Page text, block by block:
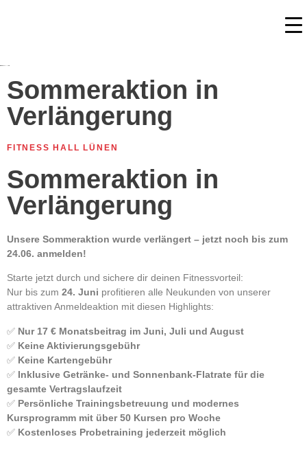
Sommeraktion in
Verlängerung
FITNESS HALL LÜNEN
Sommeraktion in
Verlängerung
Unsere Sommeraktion wurde verlängert – jetzt noch bis zum
24.06. anmelden!
Starte jetzt durch und sichere dir deinen Fitnessvorteil:
Nur bis zum 24. Juni profitieren alle Neukunden von unserer
attraktiven Anmeldeaktion mit diesen Highlights:
✅ Nur 17 € Monatsbeitrag im Juni, Juli und August
✅ Keine Aktivierungsgebühr
✅ Keine Kartengebühr
✅ Inklusive Getränke- und Sonnenbank-Flatrate für die
gesamte Vertragslaufzeit
✅ Persönliche Trainingsbetreuung und modernes
Kursprogramm mit über 50 Kursen pro Woche
✅ Kostenloses Probetraining jederzeit möglich